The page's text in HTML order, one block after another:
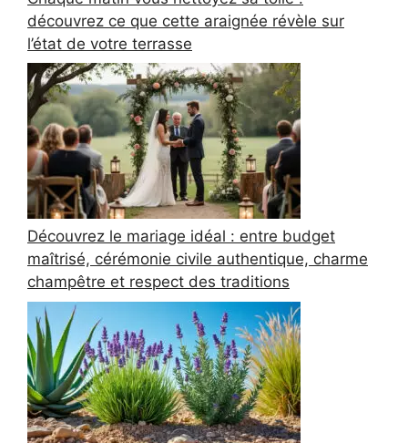
découvrez ce que cette araignée révèle sur
l’état de votre terrasse
Découvrez le mariage idéal : entre budget
maîtrisé, cérémonie civile authentique, charme
champêtre et respect des traditions